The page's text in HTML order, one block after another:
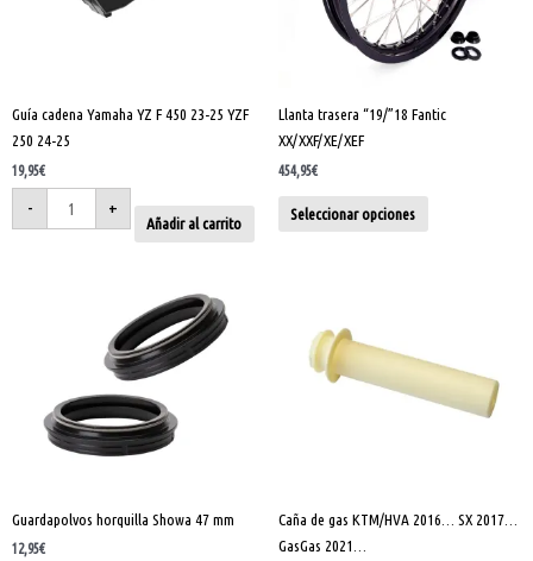
Guía cadena Yamaha YZ F 450 23-25 YZF
250 24-25
19,95€
- +
Añadir al carrito
Llanta trasera “19/”18 Fantic
XX/XXF/XE/XEF
454,95€
Seleccionar opciones
opciones
se
pueden
en
de
Guardapolvos horquilla Showa 47 mm
12,95€
Caña de gas KTM/HVA 2016… SX 2017…
GasGas 2021…
SX
2017...
GasGas
2021...